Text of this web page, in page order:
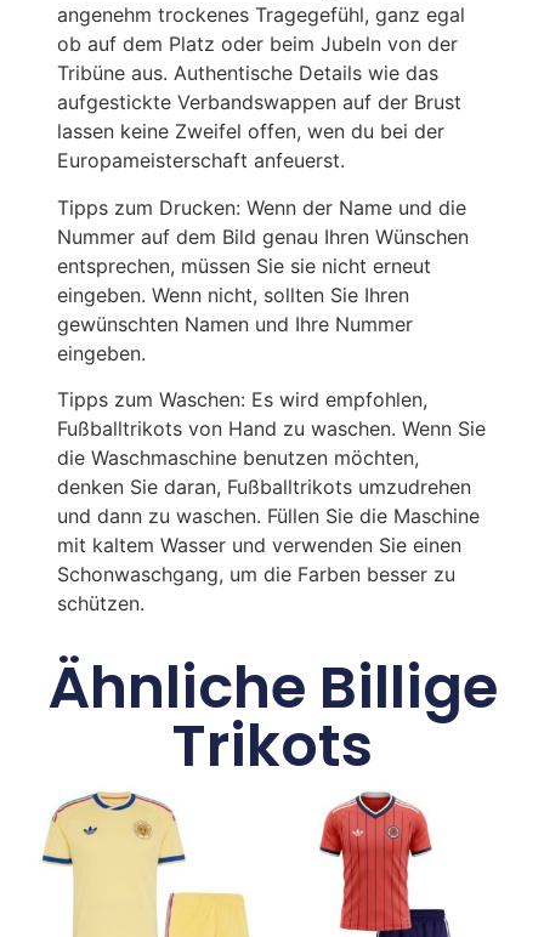
angenehm trockenes Tragegefühl, ganz egal
ob auf dem Platz oder beim Jubeln von der
Tribüne aus. Authentische Details wie das
aufgestickte Verbandswappen auf der Brust
lassen keine Zweifel offen, wen du bei der
Europameisterschaft anfeuerst.
Tipps zum Drucken: Wenn der Name und die
Nummer auf dem Bild genau Ihren Wünschen
entsprechen, müssen Sie sie nicht erneut
eingeben. Wenn nicht, sollten Sie Ihren
gewünschten Namen und Ihre Nummer
eingeben.
Tipps zum Waschen: Es wird empfohlen,
Fußballtrikots von Hand zu waschen. Wenn Sie
die Waschmaschine benutzen möchten,
denken Sie daran, Fußballtrikots umzudrehen
und dann zu waschen. Füllen Sie die Maschine
mit kaltem Wasser und verwenden Sie einen
Schonwaschgang, um die Farben besser zu
schützen.
Ähnliche Billige
Trikots